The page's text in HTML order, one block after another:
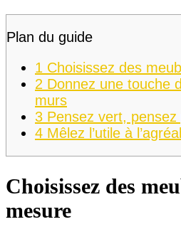
Plan du guide
1 Choisissez des
2 Donnez une touche
murs
3 Pensez vert, pensez
4 Mêlez l’utile à
Choisissez des
mesure